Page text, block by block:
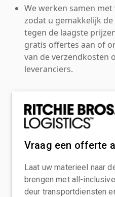
We werken samen
zodat u gemakkelijk
tegen de laagste
gratis offertes aan of
van de verzendkosten
leveranciers.
Vraag een offerte
Laat uw materieel naar
brengen met all-
deur transportdiensten